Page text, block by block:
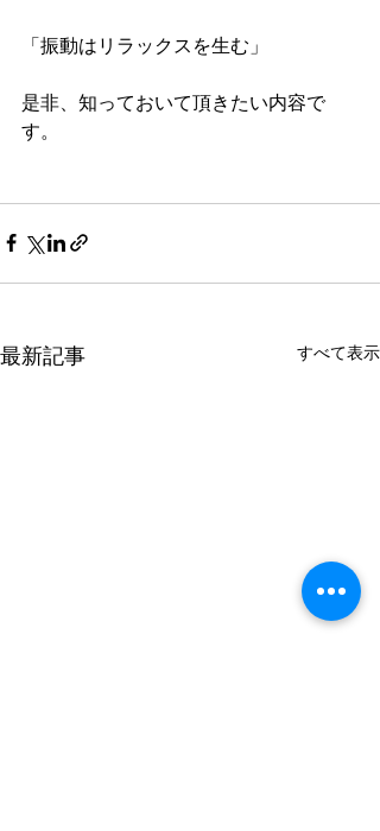
「振動はリラックスを生む」
是非、知っておいて頂きたい内容で
す。
最新記事 すべて表示